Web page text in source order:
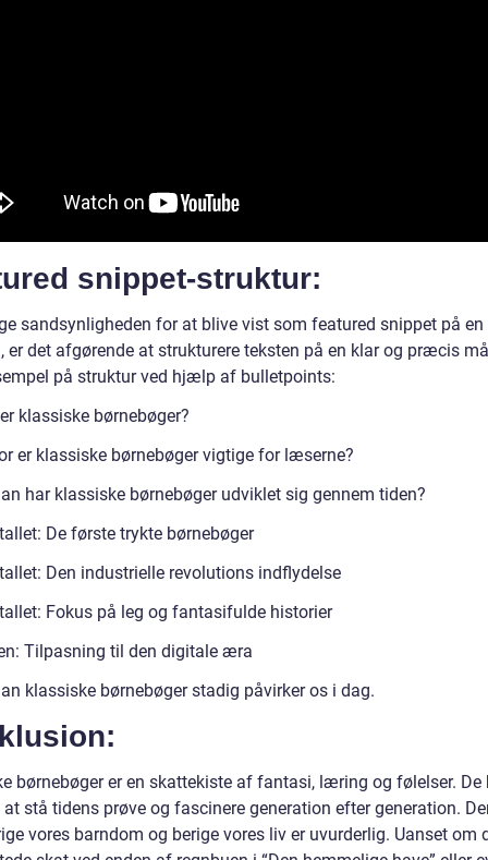
snippet-struktur:
sandsynligheden for at blive vist som featured snippet på en
er det afgørende at strukturere teksten på en klar og præcis
på struktur ved hjælp af bulletpoints:
klassiske børnebøger?
er klassiske børnebøger vigtige for læserne?
har klassiske børnebøger udviklet sig gennem tiden?
De første trykte børnebøger
Den industrielle revolutions indflydelse
Fokus på leg og fantasifulde historier
Tilpasning til den digitale æra
klassiske børnebøger stadig påvirker os i dag.
børnebøger er en skattekiste af fantasi, læring og følelser. De
stå tidens prøve og fascinere generation efter generation.
vores barndom og berige vores liv er uvurderlig. Uanset om